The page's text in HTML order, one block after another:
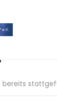
bereits